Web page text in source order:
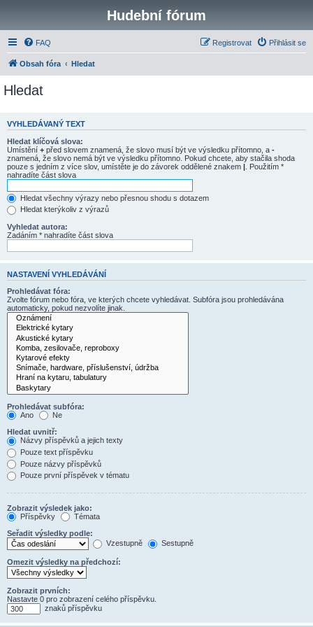
Hudební fórum
FAQ Přihlásit se
Registrovat
Obsah fóra Hledat
Hledat
VYHLEDÁVANÝ TEXT
Hledat klíčová slova:
Umístění + před slovem znamená, že slovo musí být ve výsledku přítomno, a -
znamená, že slovo nemá být ve výsledku přítomno. Pokud chcete, aby stačila shoda
pouze s jedním z více slov, umístěte je do závorek oddělené znakem | . Použitím *
nahradíte část slova
Hledat všechny výrazy nebo přesnou shodu s dotazem
Hledat kterýkoliv z výrazů
Vyhledat autora:
Zadáním * nahradíte část slova
NASTAVENÍ VYHLEDÁVÁNÍ
Prohledávat fóra:
Zvolte fórum nebo fóra, ve kterých chcete vyhledávat. Subfóra jsou prohledávána
automaticky, pokud nezvolíte jinak.
Prohledávat subfóra:
Ano
Ne
Hledat uvnitř:
Názvy příspěvků a jejich texty
Pouze text příspěvku
Pouze názvy příspěvků
Pouze první příspěvek v tématu
Zobrazit výsledek jako:
Příspěvky
Témata
Seřadit výsledky podle:
Vzestupně
Sestupně
Omezit výsledky na předchozí:
Zobrazit prvních:
Nastavte 0 pro zobrazení celého příspěvku.
znaků příspěvku